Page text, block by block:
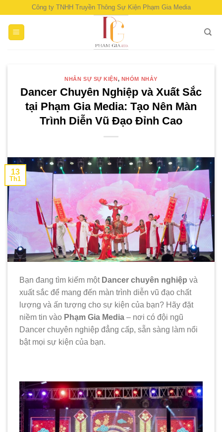
content
Công ty TNHH Truyền Thông Sự Kiện Phạm Gia Media
NHÂN SỰ SỰ KIỆN, NHÓM NHẢY
Dancer Chuyên Nghiệp và Xuất Sắc
tại Phạm Gia Media: Tạo Nên Màn
Trình Diễn Vũ Đạo Đỉnh Cao
13
Th1
Bạn đang tìm kiếm một Dancer chuyên nghiệp và
xuất sắc để mang đến màn trình diễn vũ đạo chất
lượng và ấn tượng cho sự kiện của bạn? Hãy đặt
niềm tin vào Phạm Gia Media – nơi có đội ngũ
Dancer chuyên nghiệp đẳng cấp, sẵn sàng làm nổi
bật mọi sự kiện của bạn.